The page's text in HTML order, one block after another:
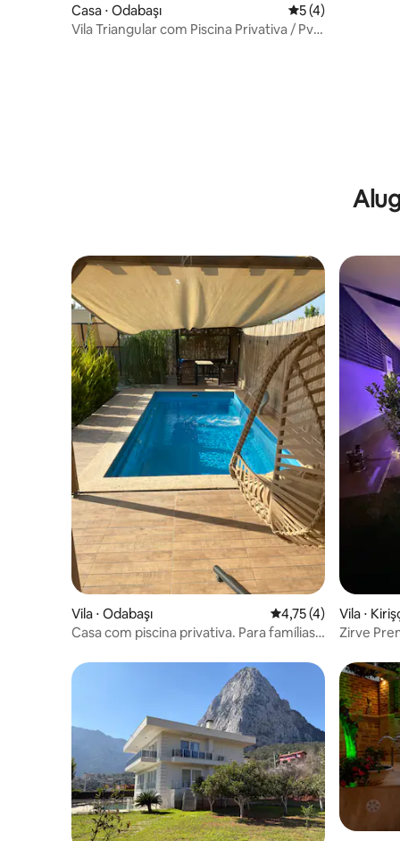
Casa ⋅ Odabaşı 5 de uma
5 (4)
Vila Triangular com Piscina Privativa / Pvt
Vila ⋅ Odabaşı 4,75 de uma
4,75 (4)
Casa com piscina privativa. Para famílias
Vila ⋅
Zirve